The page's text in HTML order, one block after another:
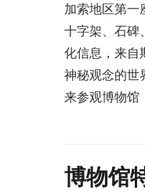
加索地区第一
十字架、石碑
化信息，来自
神秘观念的世
来参观博物馆
博物馆